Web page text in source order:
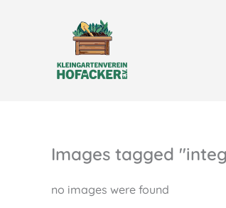
Images tagged
no images were found